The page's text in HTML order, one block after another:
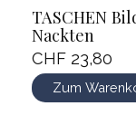
TASCHEN
Nackten
CHF 23,80
Zum